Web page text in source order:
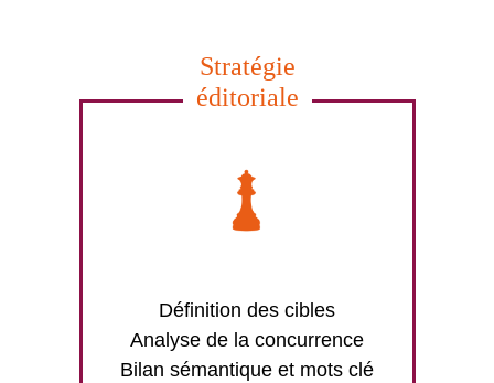
Stratégie
éditoriale
Définition des cibles
Analyse de la concurrence
Bilan sémantique et mots clé